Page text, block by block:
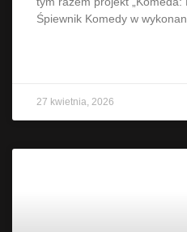
Śpiewnik Komedy w
27 kwietnia, 2026